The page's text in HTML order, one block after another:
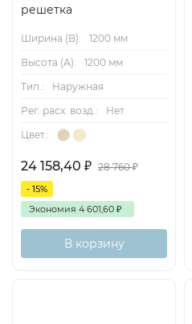
решетка
Ширина (B):
1200 мм
Высота (А):
1200 мм
Тип.:
Наружная
Рег. расх. возд.:
Нет
Цвет.:
24 158,40 ₽ 28 760₽
- 15%
Экономия 4 601,60 ₽
В корзину